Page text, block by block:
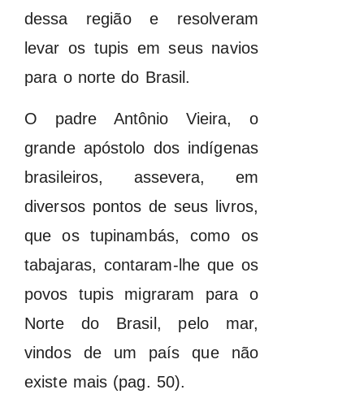
dessa região e resolveram
levar os tupis em seus navios
para o norte do Brasil.
O padre Antônio Vieira, o
grande apóstolo dos indígenas
brasileiros, assevera, em
diversos pontos de seus livros,
que os tupinambás, como os
tabajaras, contaram-lhe que os
povos tupis migraram para o
Norte do Brasil, pelo mar,
vindos de um país que não
existe mais (pag. 50).